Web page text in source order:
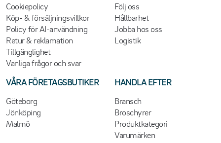
Cookiepolicy
Köp- & försäljningsvillkor
Policy för AI-användning
Retur & reklamation
Tillgänglighet
Vanliga frågor och svar
Följ oss
Hållbarhet
Jobba hos oss
Logistik
VÅRA FÖRETAGSBUTIKER
Göteborg
Jönköping
Malmö
HANDLA EFTER
Bransch
Broschyrer
Produktkategori
Varumärken